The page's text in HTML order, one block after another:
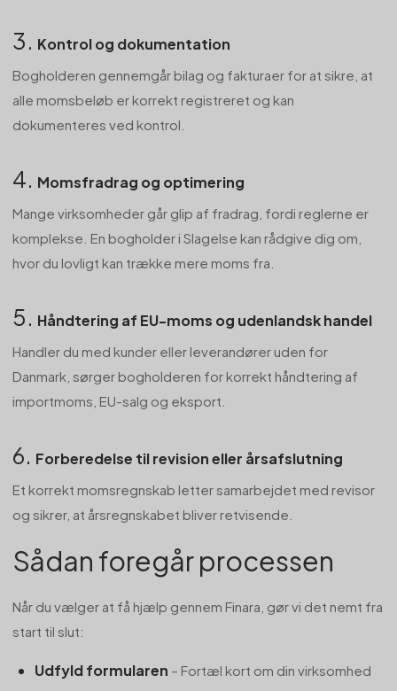
3. Kontrol og dokumentation
Bogholderen gennemgår bilag og fakturaer for at sikre, at
alle momsbeløb er korrekt registreret og kan
dokumenteres ved kontrol.
4. Momsfradrag og optimering
Mange virksomheder går glip af fradrag, fordi reglerne er
komplekse. En bogholder i Slagelse kan rådgive dig om,
hvor du lovligt kan trække mere moms fra.
5. Håndtering af EU-moms og udenlandsk handel
Handler du med kunder eller leverandører uden for
Danmark, sørger bogholderen for korrekt håndtering af
importmoms, EU-salg og eksport.
6. Forberedelse til revision eller årsafslutning
Et korrekt momsregnskab letter samarbejdet med revisor
og sikrer, at årsregnskabet bliver retvisende.
Sådan foregår processen
Når du vælger at få hjælp gennem Finara, gør vi det nemt fra
start til slut:
Udfyld formularen – Fortæl kort om din virksomhed